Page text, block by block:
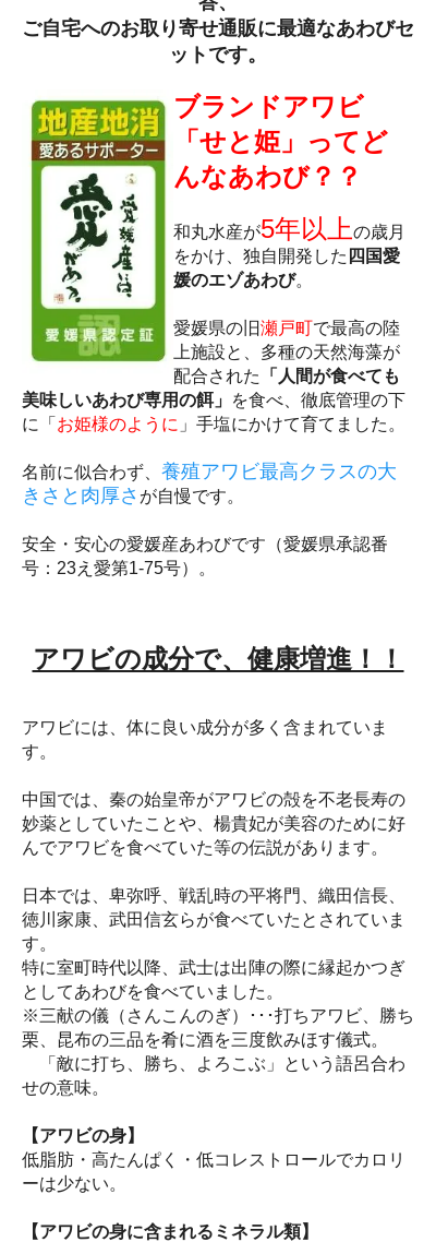
ご自宅へのお取り寄せ通販に最適なあわびセ
ットです。
ブランドアワビ
「せと姫」ってど
んなあわび？？
和丸水産が5年以上の歳月
をかけ、独自開発した 四国愛
媛のエゾあわび。
愛媛県の旧瀬戸町で最高の陸
上施設と、多種の天然海藻が
配合された
「人間が食べても
美味しいあわび専用の餌」 を食べ、徹底管理の下
に「 お姫様のように 」手塩にかけて育てました。
名前に似合わず、 養殖アワビ最高クラスの大
きさと肉厚さ が自慢です。
安全・安心の愛媛産あわびです（愛媛県承認番
号：23え愛第1-75号）。
アワビの成分で、健康増進！！
アワビには、体に良い成分が多く含まれていま
す。
中国では、秦の始皇帝がアワビの殻を不老長寿の
妙薬としていたことや、楊貴妃が美容のために好
んでアワビを食べていた等の伝説があります。
日本では、卑弥呼、戦乱時の平将門、織田信長、
徳川家康、武田信玄らが食べていたとされていま
す。
特に室町時代以降、武士は出陣の際に縁起かつぎ
としてあわびを食べていました。
※三献の儀（さんこんのぎ）･･･打ちアワビ、勝ち
栗、昆布の三品を肴に酒を三度飲みほす儀式。
「敵に打ち、勝ち、よろこぶ」という語呂合わ
せの意味。
【アワビの身】
低脂肪・高たんぱく・低コレストロールでカロリ
ーは少ない。
【アワビの身に含まれるミネラル類】